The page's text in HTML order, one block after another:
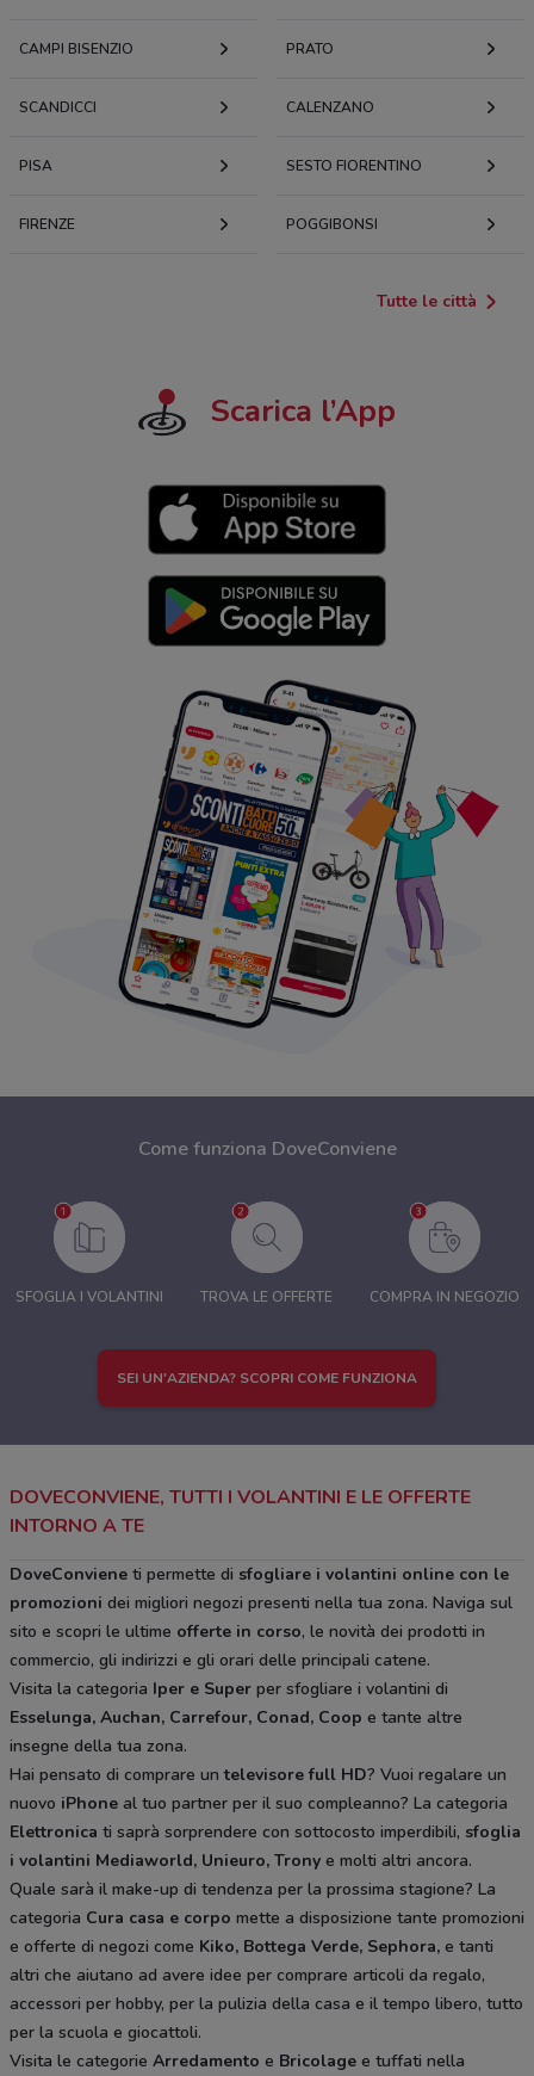
CAMPI BISENZIO PRATO
SCANDICCI CALENZANO
PISA SESTO FIORENTINO
FIRENZE POGGIBONSI
Tutte le città
Scarica l’App
Come funziona DoveConviene
SFOGLIA I VOLANTINI TROVA LE OFFERTE COMPRA IN NEGOZIO
SEI UN'AZIENDA? SCOPRI COME FUNZIONA
DOVECONVIENE, TUTTI I VOLANTINI E LE OFFERTE
INTORNO A TE
DoveConviene ti permette di sfogliare i volantini online con le
promozioni dei migliori negozi presenti nella tua zona. Naviga sul
sito e scopri le ultime offerte in corso, le novità dei prodotti in
commercio, gli indirizzi e gli orari delle principali catene.
Visita la categoria Iper e Super per sfogliare i volantini di
Esselunga, Auchan, Carrefour, Conad, Coop e tante altre
insegne della tua zona.
Hai pensato di comprare untelevisore full HD? Vuoi regalare un
nuovo iPhone al tuo partner per il suo compleanno? La categoria
Elettronica ti saprà sorprendere con sottocosto imperdibili, sfoglia
i volantini Mediaworld, Unieuro, Trony e molti altri ancora.
Quale sarà il make-up di tendenza per la prossima stagione? La
categoria Cura casa e corpo mette a disposizione tante promozioni
e offerte di negozi come Kiko, Bottega Verde, Sephora, e tanti
altri che aiutano ad avere idee per comprare articoli da regalo,
accessori per hobby, per la pulizia della casa e il tempo libero, tutto
per la scuola e giocattoli.
Visita le categorie Arredamento e Bricolage e tuffati nella